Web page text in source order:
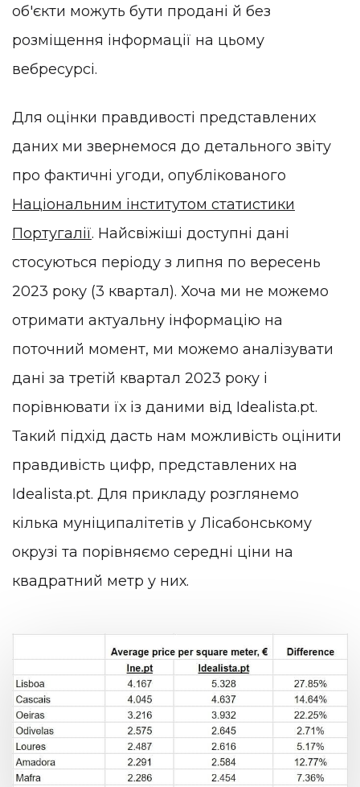
об'єкти можуть бути продані й без
розміщення інформації на цьому
вебресурсі.
Для оцінки правдивості представлених
даних ми звернемося до детального звіту
про фактичні угоди, опублікованого
Національним інститутом статистики
Португалії. Найсвіжіші доступні дані
стосуються періоду з липня по вересень
2023 року (3 квартал). Хоча ми не можемо
отримати актуальну інформацію на
поточний момент, ми можемо аналізувати
дані за третій квартал 2023 року і
порівнювати їх із даними від Idealista.pt.
Такий підхід дасть нам можливість оцінити
правдивість цифр, представлених на
Idealista.pt. Для прикладу розглянемо
кілька муніципалітетів у Лісабонському
окрузі та порівняємо середні ціни на
квадратний метр у них.